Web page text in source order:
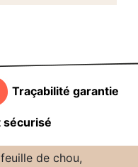
Traçabilité garantie
sécurisé
de chou,